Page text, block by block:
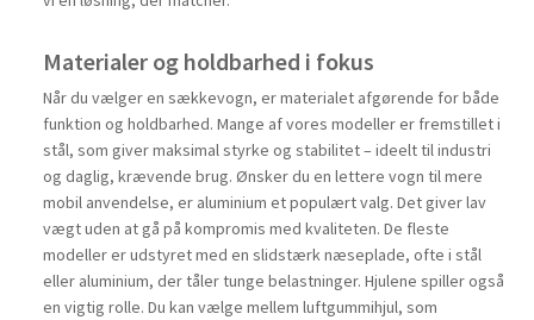
Materialer og holdbarhed i fokus
Når du vælger en sækkevogn, er materialet afgørende for både
funktion og holdbarhed. Mange af vores modeller er fremstillet i
stål, som giver maksimal styrke og stabilitet – ideelt til industri
og daglig, krævende brug. Ønsker du en lettere vogn til mere
mobil anvendelse, er aluminium et populært valg. Det giver lav
vægt uden at gå på kompromis med kvaliteten. De fleste
modeller er udstyret med en slidstærk næseplade, ofte i stål
eller aluminium, der tåler tunge belastninger. Hjulene spiller også
en vigtig rolle. Du kan vælge mellem luftgummihjul, som